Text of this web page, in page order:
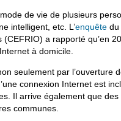
de vie de plusieurs
intelligent, etc. L’enquête du
(CEFRIO) a rapporté qu’en
à domicile.
seulement par l’ouverture
connexion Internet est
Il arrive également que
communes.